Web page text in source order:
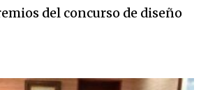
del concurso de diseño